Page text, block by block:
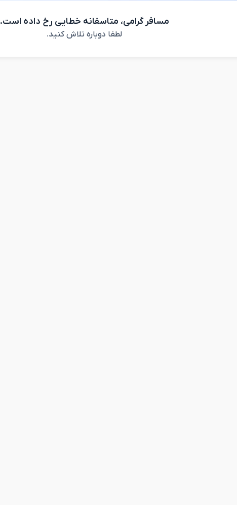
مسافر گرامی، متاسفانه خطایی رخ داده است.
لطفا دوباره تلاش کنید.